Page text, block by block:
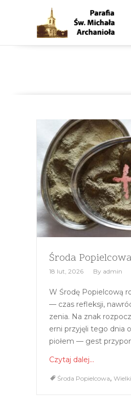
Środa
18 lut, 2026 By admin
W Środę Popielcową
— czas refleksji,
zenia. Na znak
erni przyjęli tego dnia
piołem — gest
Czytaj dalej...
Środa Popielcowa,